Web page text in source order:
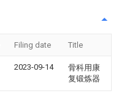
Filing date Title
2023-09-14
骨科用康
复锻炼器